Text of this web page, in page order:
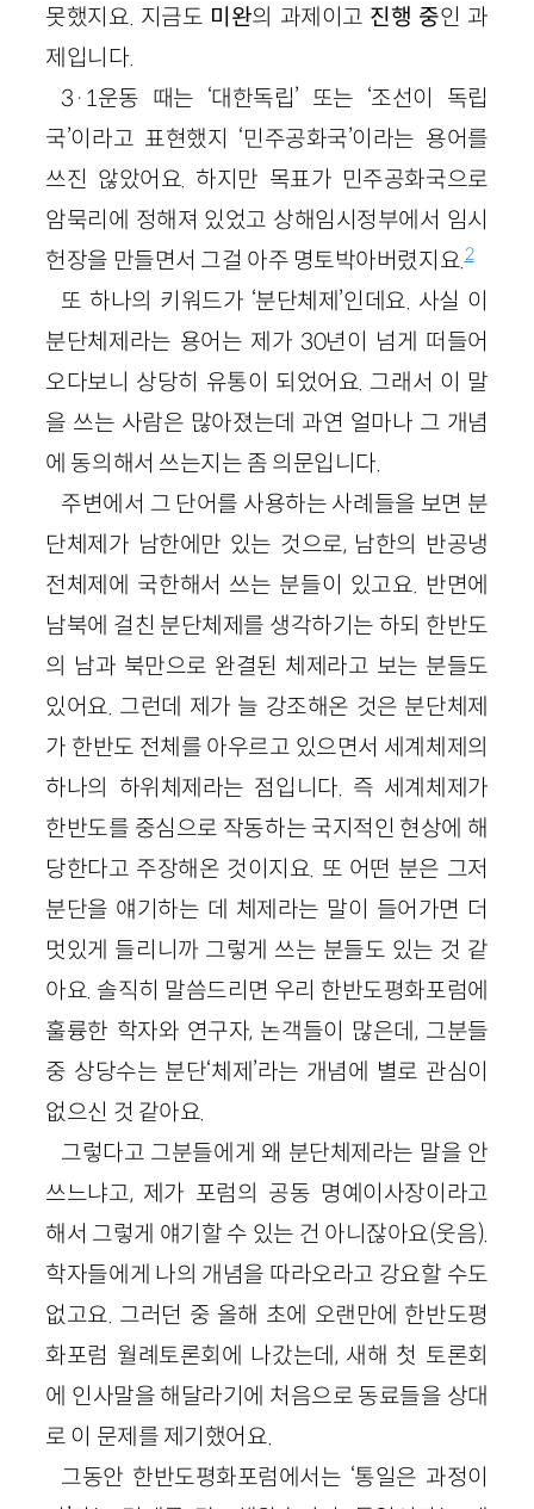
못했지요. 지금도 미완의 과제이고 진행 중인 과
제입니다.
3·1운동 때는 ‘대한독립’ 또는 ‘조선이 독립
국’이라고 표현했지 ‘민주공화국’이라는 용어를
쓰진 않았어요. 하지만 목표가 민주공화국으로
암묵리에 정해져 있었고 상해임시정부에서 임시
헌장을 만들면서 그걸 아주 명토박아버렸지요.2
또 하나의 키워드가 ‘분단체제’인데요. 사실 이
분단체제라는 용어는 제가 30년이 넘게 떠들어
오다보니 상당히 유통이 되었어요. 그래서 이 말
을 쓰는 사람은 많아졌는데 과연 얼마나 그 개념
에 동의해서 쓰는지는 좀 의문입니다.
주변에서 그 단어를 사용하는 사례들을 보면 분
단체제가 남한에만 있는 것으로, 남한의 반공냉
전체제에 국한해서 쓰는 분들이 있고요. 반면에
남북에 걸친 분단체제를 생각하기는 하되 한반도
의 남과 북만으로 완결된 체제라고 보는 분들도
있어요. 그런데 제가 늘 강조해온 것은 분단체제
가 한반도 전체를 아우르고 있으면서 세계체제의
하나의 하위체제라는 점입니다. 즉 세계체제가
한반도를 중심으로 작동하는 국지적인 현상에 해
당한다고 주장해온 것이지요. 또 어떤 분은 그저
분단을 얘기하는 데 체제라는 말이 들어가면 더
멋있게 들리니까 그렇게 쓰는 분들도 있는 것 같
아요. 솔직히 말씀드리면 우리 한반도평화포럼에
훌륭한 학자와 연구자, 논객들이 많은데, 그분들
중 상당수는 분단‘체제’라는 개념에 별로 관심이
없으신 것 같아요.
그렇다고 그분들에게 왜 분단체제라는 말을 안
쓰느냐고, 제가 포럼의 공동 명예이사장이라고
해서 그렇게 얘기할 수 있는 건 아니잖아요(웃음).
학자들에게 나의 개념을 따라오라고 강요할 수도
없고요. 그러던 중 올해 초에 오랜만에 한반도평
화포럼 월례토론회에 나갔는데, 새해 첫 토론회
에 인사말을 해달라기에 처음으로 동료들을 상대
로 이 문제를 제기했어요.
그동안 한반도평화포럼에서는 ‘통일은 과정이